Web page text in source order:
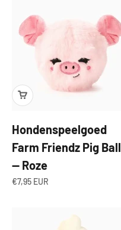
Hondenspeelgoed
Farm Friendz Pig Ball
— Roze
Aanbiedingsprijs
€7,95 EUR